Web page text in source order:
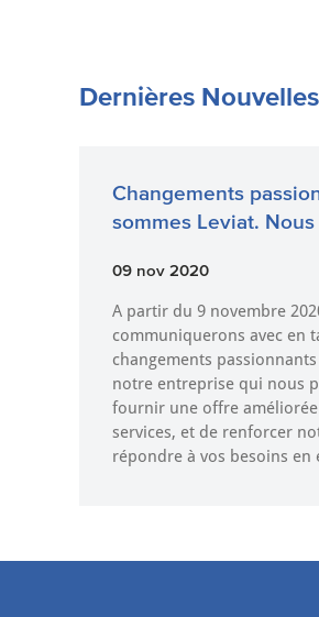
Dernières Nouvelles
Changements
sommes Leviat.
09 nov 2020
A partir du 9 novembre
communiquerons avec en
changements
notre entreprise qui nous
fournir une offre
services, et de renforcer
répondre à vos besoins en